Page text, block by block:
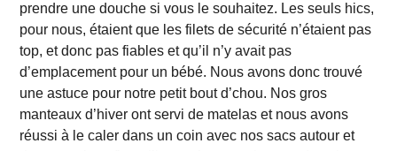
prendre une douche si vous le souhaitez. Les seuls hics,
pour nous, étaient que les filets de sécurité n’étaient pas
top, et donc pas fiables et qu’il n’y avait pas
d’emplacement pour un bébé. Nous avons donc trouvé
une astuce pour notre petit bout d’chou. Nos gros
manteaux d’hiver ont servi de matelas et nous avons
réussi à le caler dans un coin avec nos sacs autour et